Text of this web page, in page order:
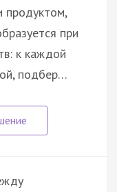
продуктом,
при
к каждой
подбер…